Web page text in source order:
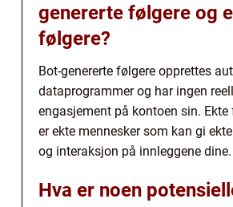
genererte følgere og
følgere?
Bot-genererte følgere opprettes
dataprogrammer og har ingen
engasjement på kontoen sin.
er ekte mennesker som kan gi
og interaksjon på innleggene dine.
Hva er noen